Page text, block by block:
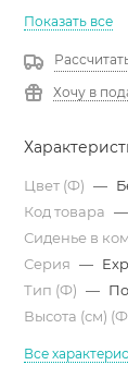
Показать все
Хочу в
Цвет (Ф) —
Код товара —
Сиденье в
Серия —
Тип (Ф) —
Высота (см)
Все